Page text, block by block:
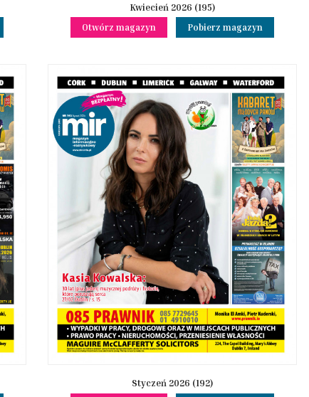
Kwiecień 2026 (195)
Otwórz magazyn
Pobierz magazyn
Styczeń 2026 (192)